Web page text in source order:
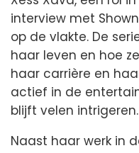
interview met
op de vlakte. De
haar leven en hoe
haar carrière en
actief in de
blijft velen intrigeren.
Naast haar werk in